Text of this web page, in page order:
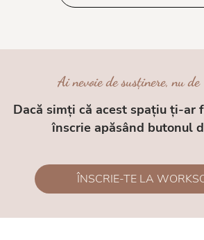
Ai nevoie de susținere, nu
Dacă simți că acest spațiu ți-ar
înscrie apăsând butonul
ÎNSCRIE-TE LA